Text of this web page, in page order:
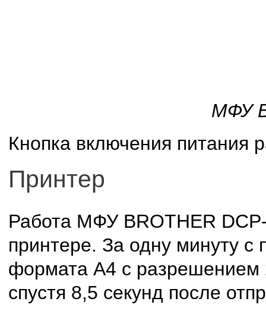
МФУ
Кнопка включения питания
Принтер
Работа МФУ BROTHER
принтере. За одну минуту
формата А4 с разрешением
спустя 8,5 секунд после